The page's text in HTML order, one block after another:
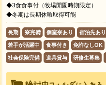
◆3食食事付（牧場開園時期限定）
◆冬期は長期休暇取得可能
長期 寮完備 個室寮あり 宿泊先あり
若手が活躍中 食事付き 免許なしOK
社会保険完備 道具貸与 研修生募集